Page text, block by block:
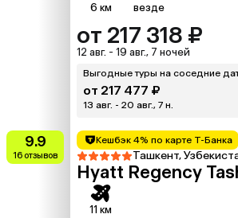
6 км везде
от 217 318 ₽
12 авг. - 19 авг., 7 ночей
Выгодные туры на соседние
от 217 477 ₽
13 авг. - 20 авг., 7 н.
9.9
16 отзывов
Кешбэк 4% по карте Т-Банка
Ташкент,
Hyatt Regency
11 км